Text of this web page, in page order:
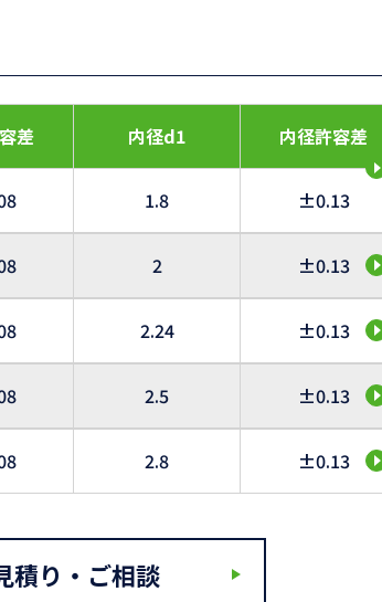
差 内径d1 内径許容差
1.8 ±0.13
2 ±0.13
2.24 ±0.13
2.5 ±0.13
2.8 ±0.13
積り・ご相談